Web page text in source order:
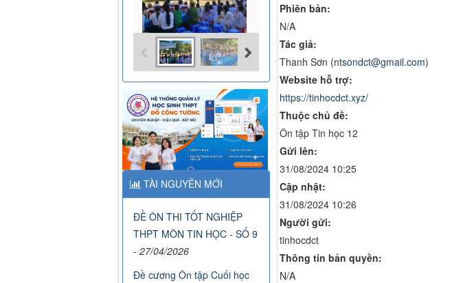
Phiên bản:
N/A
Tác giả:
Thanh Sơn (ntsondct@gmail.com)
Website hỗ trợ:
https://tinhocdct.xyz/
Thuộc chủ đề:
Ôn tập Tin học 12
Gửi lên:
31/08/2024 10:25
Cập nhật:
31/08/2024 10:26
Người gửi:
tinhocdct
Thông tin bản quyền:
N/A
TÀI NGUYÊN MỚI
ĐỀ ÔN THI TỐT NGHIỆP
THPT MÔN TIN HỌC - SỐ 9
- 27/04/2026
Đề cương Ôn tập Cuối học